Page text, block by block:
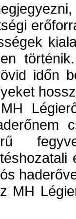
időn
MH